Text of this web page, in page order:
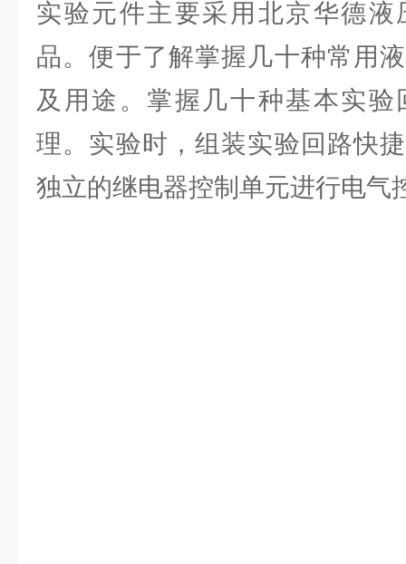
实验元件主要采用北京华德
品。便于了解掌握几十种常用
及用途。掌握几十种基本实
理。实验时，组装实验回路快
独立的继电器控制单元进行电气